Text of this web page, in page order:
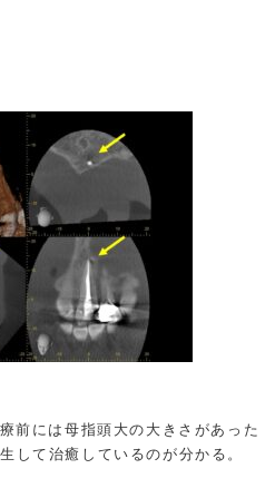
前には母指頭大の大きさがあった
して治癒しているのが分かる。